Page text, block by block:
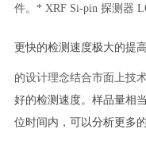
件。 * XRF Si-pin 探测器
更快的检测速度极大的提
的设计理念结合市面上技
好的检测速度。样品量相
位时间内，可以分析更多